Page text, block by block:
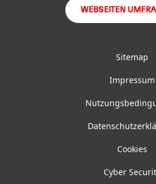
WEBSEITEN
Sitemap
Impressum
Cookies
Cyber